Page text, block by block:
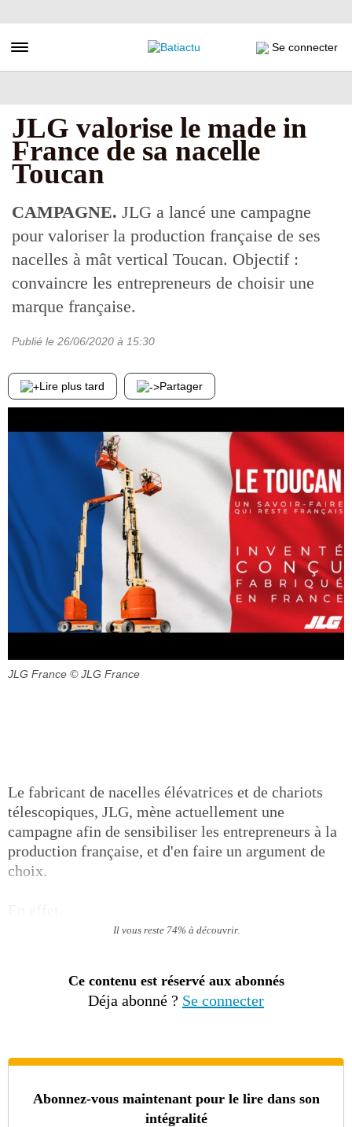
au
principal
Toggle navigation Se connecter
JLG valorise le made in
France de sa nacelle
Toucan
CAMPAGNE. JLG a lancé une campagne
pour valoriser la production française de ses
nacelles à mât vertical Toucan. Objectif :
convaincre les entrepreneurs de choisir une
marque française.
Publié le 26/06/2020 à 15:30
Lire plus tard Partager
JLG France © JLG France
Le fabricant de nacelles élévatrices et de chariots
télescopiques, JLG, mène actuellement une
campagne afin de sensibiliser les entrepreneurs à la
production française, et d'en faire un argument de
choix.
Il vous reste 74% à découvrir.
Ce contenu est réservé aux abonnés
Déja abonné ? Se connecter
Abonnez-vous maintenant pour le lire dans son
intégralité